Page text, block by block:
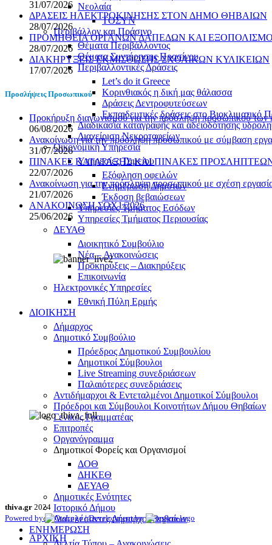
Νεολαία
ΤΟΣΥΝ
Περιβάλλον και Πράσινο
Θέματα Περιβάλλοντος
Θέματα Συντήρησης Πρασίνου
Περιβαλλοντικές Δράσεις
Let’s do it Greece
Kορινθιακός η δική μας θάλασσα
Δράσεις Δεντροφυτεύσεων
Εκπαιδευτικές δράσεις στο
Διαδικασία καταγραφής και αδειοδότησης
Διαχείριση Νεκροταφείων
Οικονομική Υπηρεσία
Υπηρεσίες Ταμείου
Εξόφληση οφειλών
Ενημέρωση Δημοτών
Έκδοση βεβαιώσεων
Υπηρεσίες Τμήματος Εσόδων
Υπηρεσίες Τμήματος Περιουσίας
ΔΕΥΑΘ
Διοικητικό Συμβούλιο
Νέα – Ανακοινώσεις
Προκηρύξεις – Διακηρύξεις
Επικοινωνία
Ηλεκτρονικές Υπηρεσίες
Εθνική Πύλη Ερμής
ΔΙΟΙΚΗΣΗ
Δήμαρχος
Δημοτικό Συμβούλιο
Πρόεδρος Δημοτικού Συμβουλίου
Δημοτικοί Σύμβουλοι
Live Streaming συνεδριάσεων
Παλαιότερες συνεδριάσεις
Αντιδήμαρχοι & Εντεταλμένοι Δημοτικοί Σύμβουλοι
Πρόεδροι και Σύμβουλοι Κοινοτήτων Δήμου Θηβαίων
Γενικός Γραμματέας
Επιτροπές
Οργανόγραμμα
Δημοτικοί Φορείς και Οργανισμοί
ΔΟΘ
ΔΗΚΕΘ
ΔΕΥΑΘ
Δημοτικές Ενότητες
Ιστορικό Δήμου
Διατελέσαντες Δήμαρχοι Θηβαίων
ΕΝΗΜΕΡΩΣΗ
31/07/2026
ΔΡΑΣΕΙΣ ΗΛΕΚΤΡΟΚΙΝΗΣΗΣ ΣΤΟΝ ΔΗΜΟ ΘΗΒΑΙΩΝ
28/07/2026
ΠΡΟΜΗΘΕΙΑ ΟΡΓΑΝΩΝ ΔΑΠΕΔΩΝ ΚΑΙ
28/07/2026
ΔΙΑΚΗΡΥΞΕΙΣ ΕΚΜΙΣΘΩΣΗΣ ΣΧΟΛΙΚΩΝ ΚΥΛΙΚΕΙΩΝ
17/07/2026
Προσλήψεις Προσωπικού
Προκήρυξη διαγωνισμού για την πρόσληψη προσωπικού
06/08/2026
Ανακοίνωση για την πρόσληψη προσωπικού με σύμβαση
31/07/2026
ΠΙΝΑΚΕΣ ΚΑΤΑΤΑΞΗΣ ΚΑΙ ΠΙΝΑΚΕΣ ΠΡΟΣΛΗΠΤΕΩΝ
22/07/2026
Ανακοίνωση για την πρόσληψη προσωπικού με σχέση
21/07/2026
ΑΝΑΚΟΙΝΩΣΗ ΣΟΧ1/2026
25/06/2026
thiva.gr 2024
Powered by
| Development by
ΑΡΧΙΚΗ